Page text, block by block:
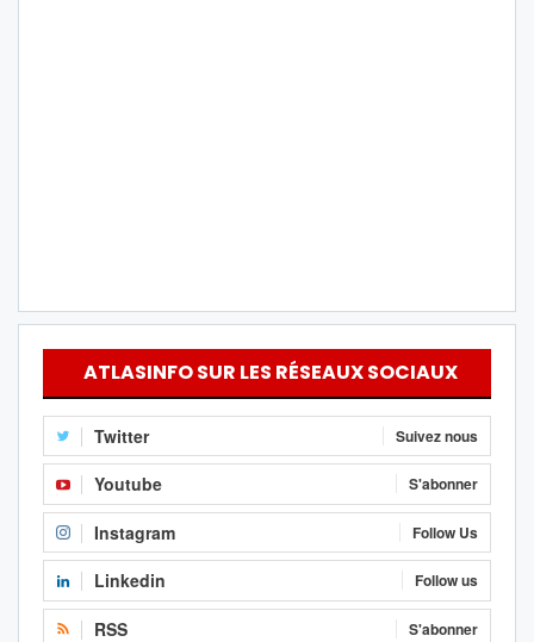
ATLASINFO SUR LES RÉSEAUX SOCIAUX
Twitter Suivez nous
Youtube S'abonner
Instagram Follow Us
Linkedin Follow us
RSS S'abonner